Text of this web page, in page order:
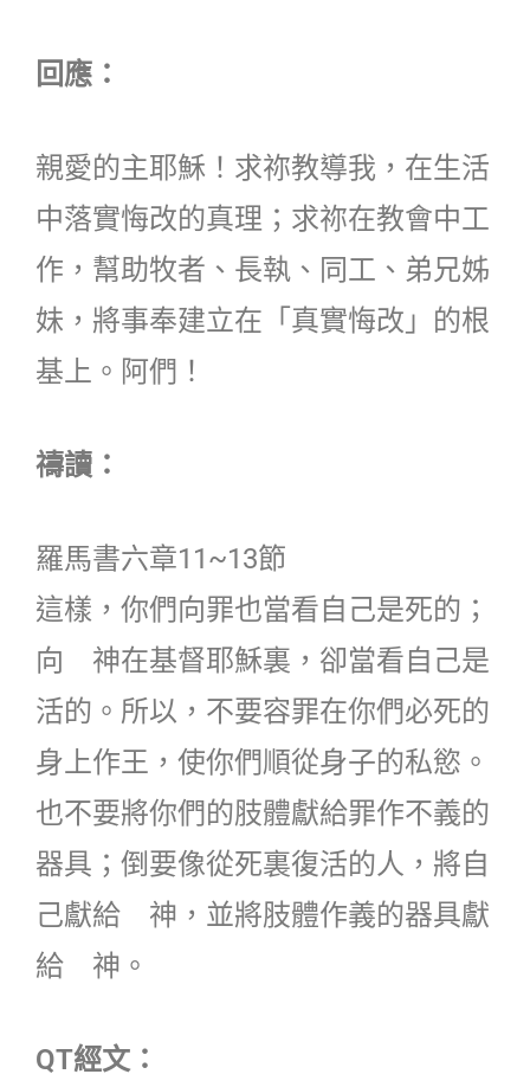
回應：
親愛的主耶穌！求祢教導我，在生活
中落實悔改的真理；求祢在教會中工
作，幫助牧者、長執、同工、弟兄姊
妹，將事奉建立在「真實悔改」的根
基上。阿們！
禱讀：
羅馬書六章11~13節
這樣，你們向罪也當看自己是死的；
向 神在基督耶穌裏，卻當看自己是
活的。所以，不要容罪在你們必死的
身上作王，使你們順從身子的私慾。
也不要將你們的肢體獻給罪作不義的
器具；倒要像從死裏復活的人，將自
己獻給 神，並將肢體作義的器具獻
給 神。
QT經文：